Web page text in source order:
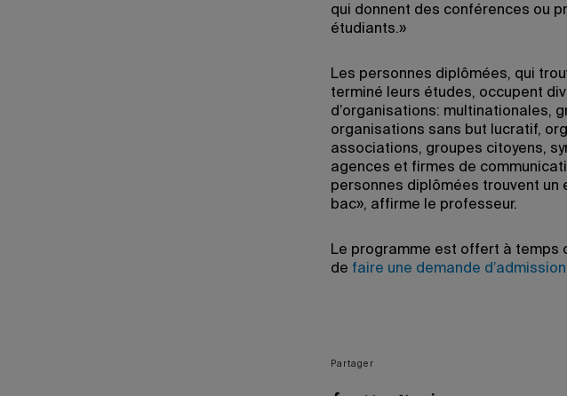
qui donnent des conférences ou
étudiants.»
Les personnes diplômées, qui
terminé leurs études, occupent
d’organisations: multinationales,
organisations sans but lucratif,
associations, groupes citoyens,
agences et firmes de
personnes diplômées trouvent un
bac», affirme le professeur.
Le programme est offert à temps
de faire une demande d’admission
Partager